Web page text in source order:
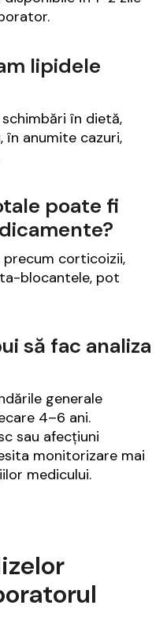
lipidele
în dietă,
în anumite cazuri,
poate fi
precum corticoizii,
blocantele, pot
să fac analiza
generale
4–6 ani.
sau afecțiuni
monitorizare mai
medicului.